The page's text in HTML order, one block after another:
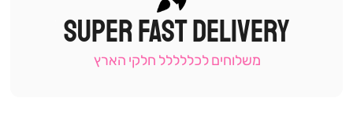
|
תומכי
-
SUPER FAST DELIVERY
משלוחים לכללללל חלקי הארץ